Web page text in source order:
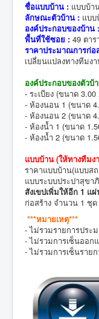
ชื่อแบบบ้าน : แบบบ้า
ลักษณะตัวบ้าน : แบบ
องค์ประกอบของบ้าน :
พื้นที่ใช้ซอย : 49 ตาร
ราคาประมาณการก่อ
เปลี่ยนแปลงทางทีมง
องค์ประกอบของตัวบ้
- ระเบียง (ขนาด 3.00
- ห้องนอน 1 (ขนาด
- ห้องนอน 2 (ขนาด
- ห้องน้ำ 1 (ขนาด
- ห้องน้ำ 2 (ขนาด
แบบบ้าน (ให้ทางทีม
ราคาแบบบ้าน(แบบส
แบบระบบประปาสุขา
สังเขปเพิ่มให้อีก 1 แ
ก่อสร้าง จำนวน 1 ชุ
***หมายเหตุ***
- ไม่รวมรายการประ
- ไม่รวมการเซ็นออก
- ไม่รวมการเซ็นราย